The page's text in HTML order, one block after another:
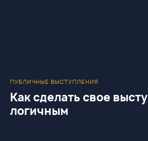
ПУБЛИЧНЫЕ ВЫСТУПЛЕНИЯ
Как сделать свое
логичным